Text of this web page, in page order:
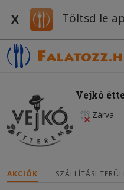
X Töltsd le
Vejkó
Zárva
AKCIÓK SZÁLLÍTÁSI